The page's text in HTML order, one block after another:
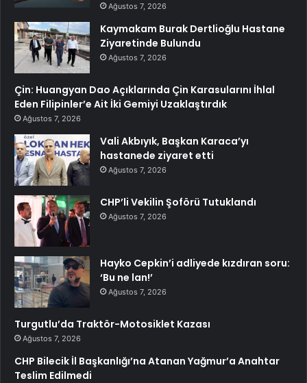
Ağustos 7, 2026
Kaymakam Burak Dertlioğlu Hastane
Ziyaretinde Bulundu
Ağustos 7, 2026
Çin: Huangyan Dao Açıklarında Çin Karasularını İhlal
Eden Filipinler’e Ait İki Gemiyi Uzaklaştırdık
Ağustos 7, 2026
Vali Akbıyık, Başkan Karaca’yı
hastanede ziyaret etti
Ağustos 7, 2026
CHP’li Vekilin Şoförü Tutuklandı
Ağustos 7, 2026
Hayko Cepkin’i adliyede kızdıran soru:
‘Bu ne lan!’
Ağustos 7, 2026
Turgutlu’da Traktör-Motosiklet Kazası
Ağustos 7, 2026
CHP Bilecik İl Başkanlığı’na Atanan Yağmur’a Anahtar
Teslim Edilmedi